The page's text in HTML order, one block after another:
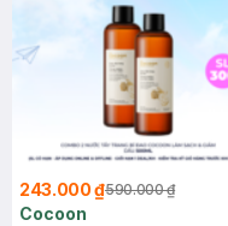
243.000 ₫590.000 ₫
Cocoon